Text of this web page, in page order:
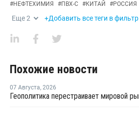
#НЕФТЕХИМИЯ #ПВХ-С #КИТАЙ #РОССИЯ
Еще2 +Добавить все теги в фильтр
Похожие новости
07 Августа, 2026